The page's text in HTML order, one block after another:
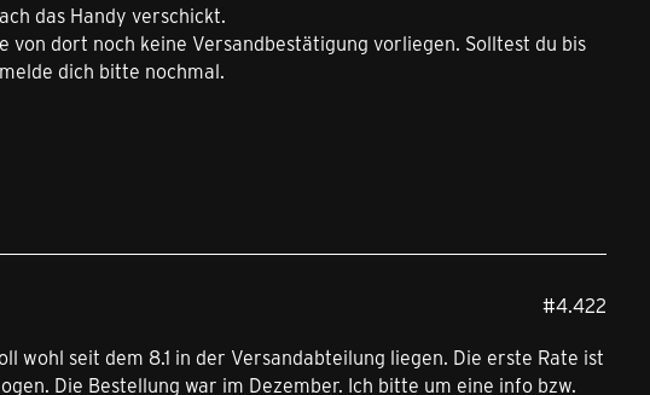
das Handy verschickt.
dort noch keine Versandbestätigung vorliegen. Solltest du bis
dich bitte nochmal.
#4.422
wohl seit dem 8.1 in der Versandabteilung liegen. Die erste Rate ist
Die Bestellung war im Dezember. Ich bitte um eine info bzw.